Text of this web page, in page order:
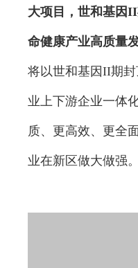
大项目，世和基因
命健康产业高质量
将以世和基因II期
业上下游企业一体
质、更高效、更全
业在新区做大做强。